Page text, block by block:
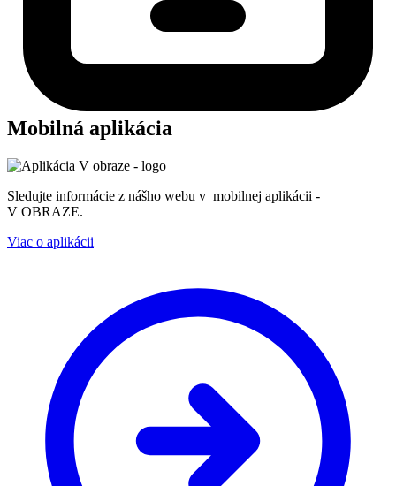
Mobilná aplikácia
Sledujte informácie z nášho webu v mobilnej aplikácii -
V OBRAZE.
Viac o aplikácii